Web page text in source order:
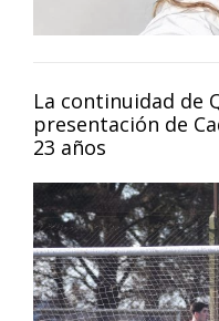
La continuidad de
presentación de
23 años